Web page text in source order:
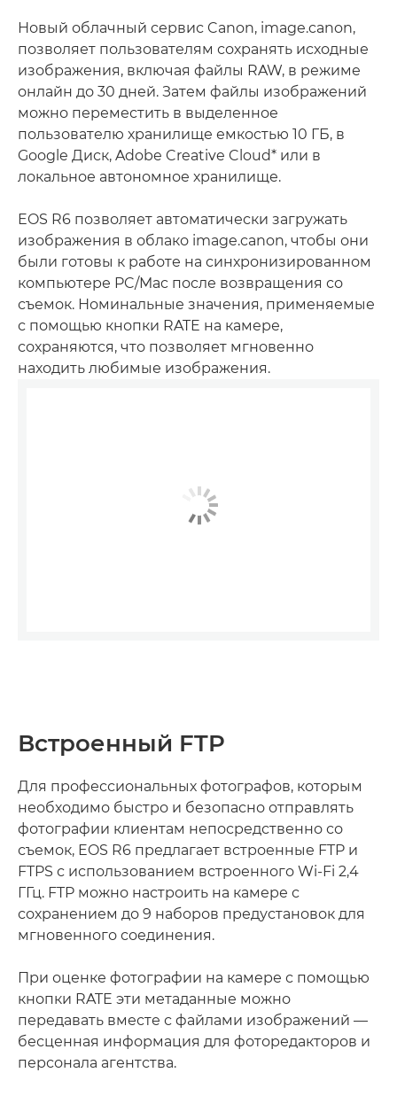
Новый облачный сервис Canon, image.canon,
позволяет пользователям сохранять исходные
изображения, включая файлы RAW, в режиме
онлайн до 30 дней. Затем файлы изображений
можно переместить в выделенное
пользователю хранилище емкостью 10 ГБ, в
Google Диск, Adobe Creative Cloud* или в
локальное автономное хранилище.
EOS R6 позволяет автоматически загружать
изображения в облако image.canon, чтобы они
были готовы к работе на синхронизированном
компьютере PC/Mac после возвращения со
съемок. Номинальные значения, применяемые
с помощью кнопки RATE на камере,
сохраняются, что позволяет мгновенно
находить любимые изображения.
Встроенный FTP
Для профессиональных фотографов, которым
необходимо быстро и безопасно отправлять
фотографии клиентам непосредственно со
съемок, EOS R6 предлагает встроенные FTP и
FTPS с использованием встроенного Wi-Fi 2,4
ГГц. FTP можно настроить на камере с
сохранением до 9 наборов предустановок для
мгновенного соединения.
При оценке фотографии на камере с помощью
кнопки RATE эти метаданные можно
передавать вместе с файлами изображений —
бесценная информация для фоторедакторов и
персонала агентства.